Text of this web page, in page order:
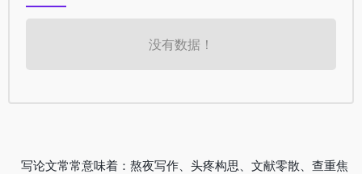
没有数据！
写论文常常意味着：熬夜写作、头疼构思、文献零散、查重焦